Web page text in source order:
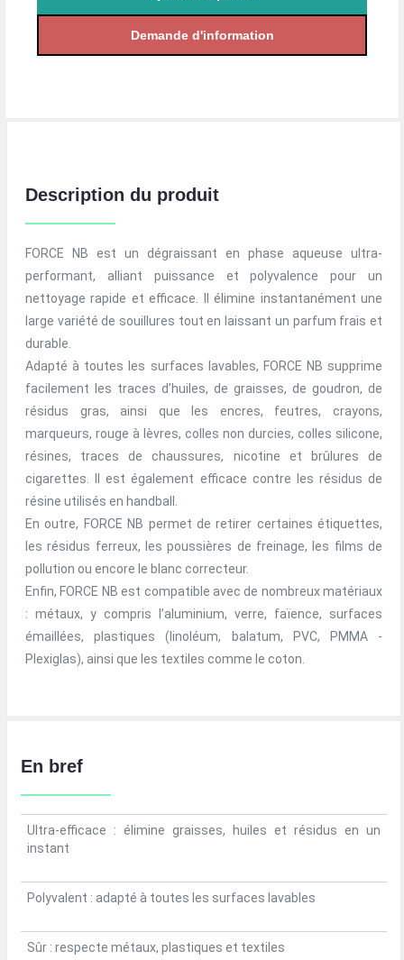
Description du produit
FORCE NB est un dégraissant en phase aqueuse ultra-
performant, alliant puissance et polyvalence pour un
nettoyage rapide et efficace. Il élimine instantanément une
large variété de souillures tout en laissant un parfum frais et
durable.
Adapté à toutes les surfaces lavables, FORCE NB supprime
facilement les traces d’huiles, de graisses, de goudron, de
résidus gras, ainsi que les encres, feutres, crayons,
marqueurs, rouge à lèvres, colles non durcies, colles silicone,
résines, traces de chaussures, nicotine et brûlures de
cigarettes. Il est également efficace contre les résidus de
résine utilisés en handball.
En outre, FORCE NB permet de retirer certaines étiquettes,
les résidus ferreux, les poussières de freinage, les films de
pollution ou encore le blanc correcteur.
Enfin, FORCE NB est compatible avec de nombreux matériaux
: métaux, y compris l’aluminium, verre, faïence, surfaces
émaillées, plastiques (linoléum, balatum, PVC, PMMA -
Plexiglas), ainsi que les textiles comme le coton.
En bref
Ultra-efficace : élimine graisses, huiles et résidus en un
instant
Polyvalent : adapté à toutes les surfaces lavables
Sûr : respecte métaux, plastiques et textiles